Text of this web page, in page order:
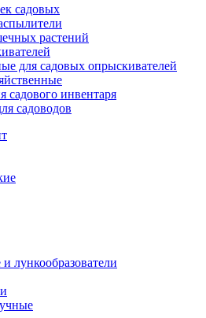
садовых
растений
для садовых опрыскивателей
садового инвентаря
садоводов
лункообразователи